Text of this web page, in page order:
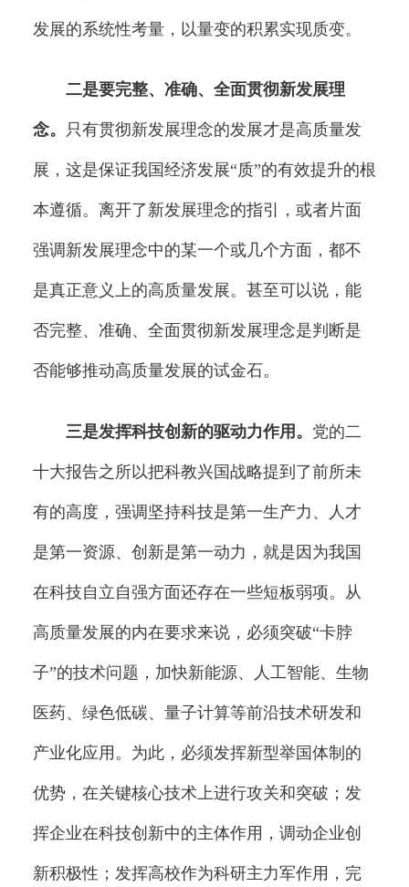
发展的系统性考量，以量变的积累实现质变。
二是要完整、准确、全面贯彻新发展理
念。 只有贯彻新发展理念的发展才是高质量发
展，这是保证我国经济发展“质”的有效提升的根
本遵循。离开了新发展理念的指引，或者片面
强调新发展理念中的某一个或几个方面，都不
是真正意义上的高质量发展。甚至可以说，能
否完整、准确、全面贯彻新发展理念是判断是
否能够推动高质量发展的试金石。
三是发挥科技创新的驱动力作用。 党的二
十大报告之所以把科教兴国战略提到了前所未
有的高度，强调坚持科技是第一生产力、人才
是第一资源、创新是第一动力，就是因为我国
在科技自立自强方面还存在一些短板弱项。从
高质量发展的内在要求来说，必须突破“卡脖
子”的技术问题，加快新能源、人工智能、生物
医药、绿色低碳、量子计算等前沿技术研发和
产业化应用。为此，必须发挥新型举国体制的
优势，在关键核心技术上进行攻关和突破；发
挥企业在科技创新中的主体作用，调动企业创
新积极性；发挥高校作为科研主力军作用，完